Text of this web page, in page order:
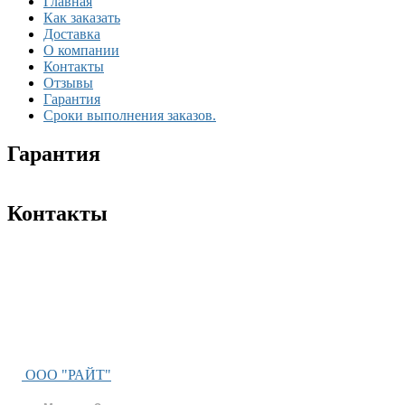
Как заказать
Доставка
О компании
Контакты
Отзывы
Гарантия
Сроки выполнения заказов.
Гарантия
Контакты
ООО "РАЙТ"